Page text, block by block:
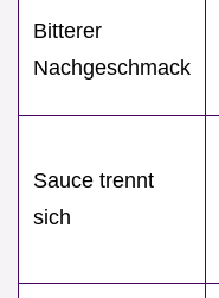
Bitterer
Nachgeschmack
Sauce trennt
sich